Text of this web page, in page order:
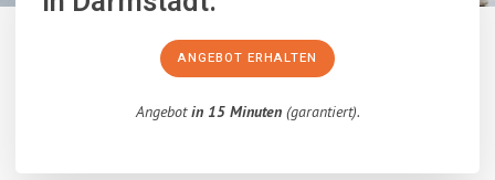
ANGEBOT ERHALTEN
Angebotin 15 Minuten(garantiert).